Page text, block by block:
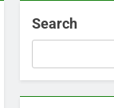
Search